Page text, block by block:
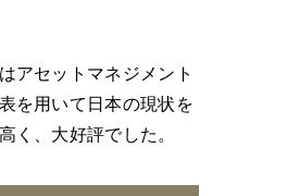
アセットマネジメント
を用いて日本の現状を
く、大好評でした。